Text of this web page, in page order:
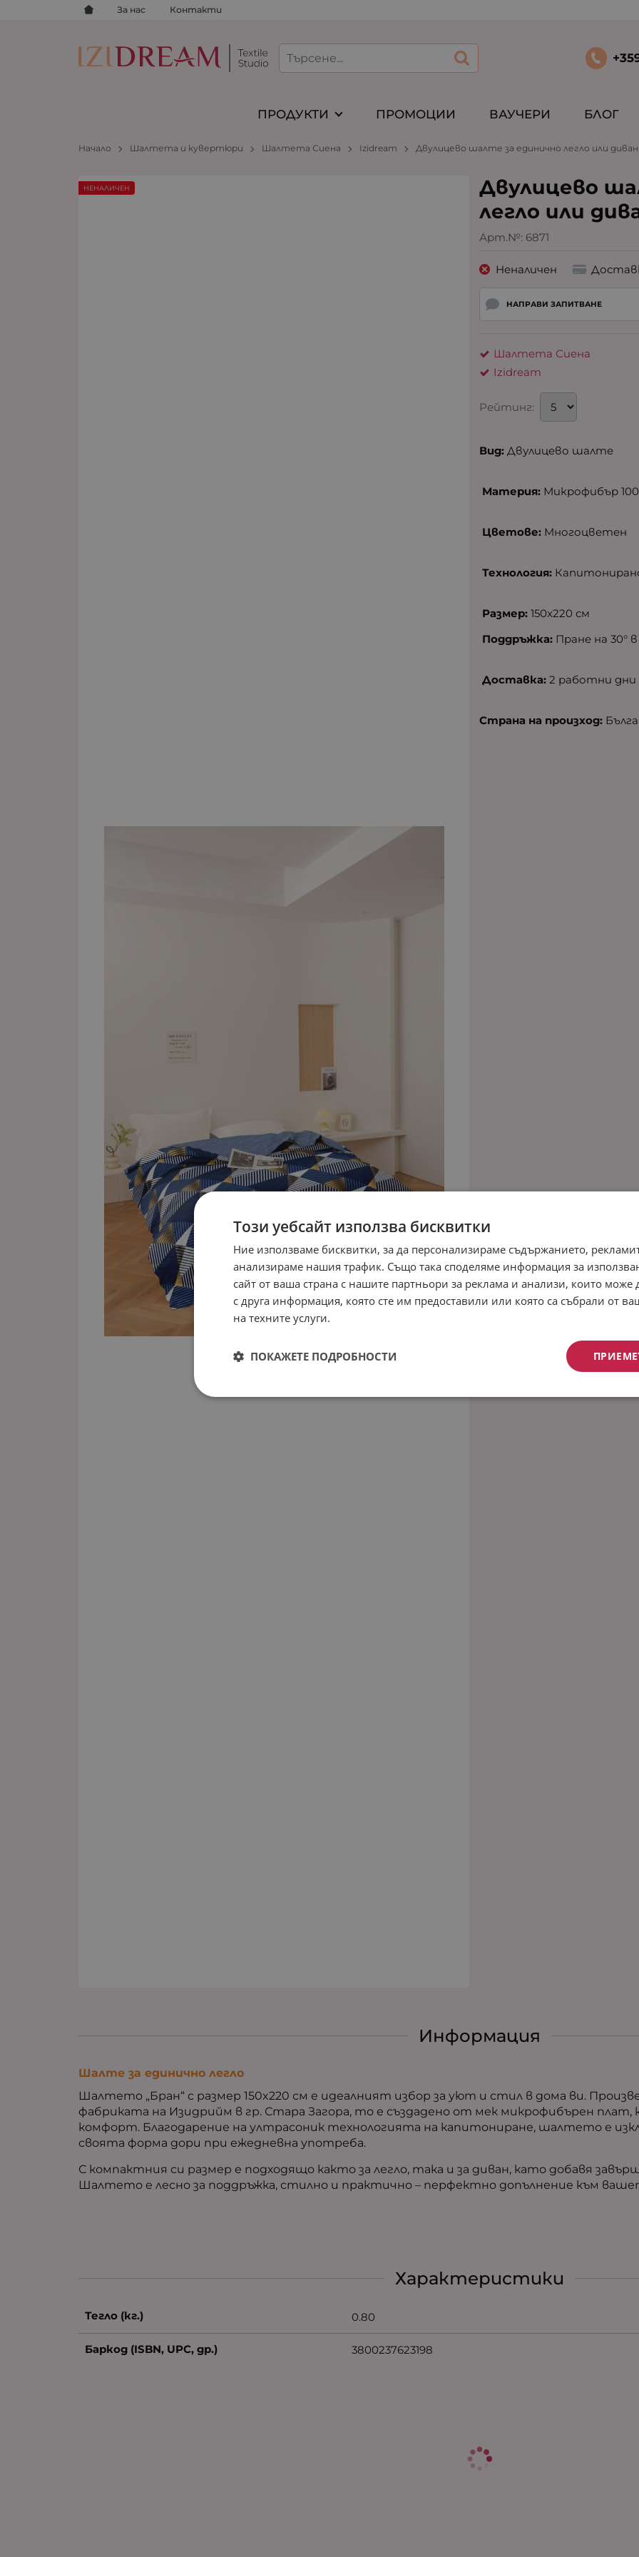
За нас Контакти
ПРОДУКТИ ПРОМОЦИИ ВАУЧЕРИ БЛОГ
Начало Шалтета и кувертюри Шалтета Сиена Izidream Двулицево шалте за единично легло или диван
Двулицево
легло или
Арт.№: 6871
НЕНАЛИЧЕН
Неналичен
НАПРАВИ ЗАПИТВАНЕ
Шалтета Сиена
Izidream
Рейтинг:
Вид: Двулицево шалте
Материя: Микрофибър
Цветове: Mногоцветен
Технология:
Размер: 150x220 см
Поддръжка: Пране на 30°
Доставка: 2 работни дни
Страна на произход:
Информация
Шалте за единично легло
Шалтето „Бран“ с размер 150x220 см е идеалният избор за уют и стил в дома ви.
фабриката на Изидрийм в гр. Стара Загора, то е създадено от мек микрофибърен
комфорт. Благодарение на ултрасоник технологията на капитониране, шалтето е
своята форма дори при ежедневна употреба.
С компактния си размер е подходящо както за легло, така и за диван, като добавя
Шалтето е лесно за поддръжка, стилно и практично – перфектно допълнение към
Характеристики
Тегло (кг.) 0.80
Баркод (ISBN, UPC, др.) 3800237623198
Този уебсайт използва бисквитки
Ние използваме бисквитки, за да персонализираме съдържанието,
анализираме нашия трафик. Също така споделяме информация за
сайт от ваша страна с нашите партньори за реклама и анализи, които може
с друга информация, която сте им предоставили или която са събрали от
на техните услуги.
ПОКАЖЕТЕ ПОДРОБНОСТИ